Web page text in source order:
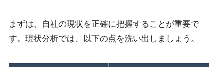
まずは、自社の現状を正確に把握することが重要で
す。現状分析では、以下の点を洗い出しましょう。